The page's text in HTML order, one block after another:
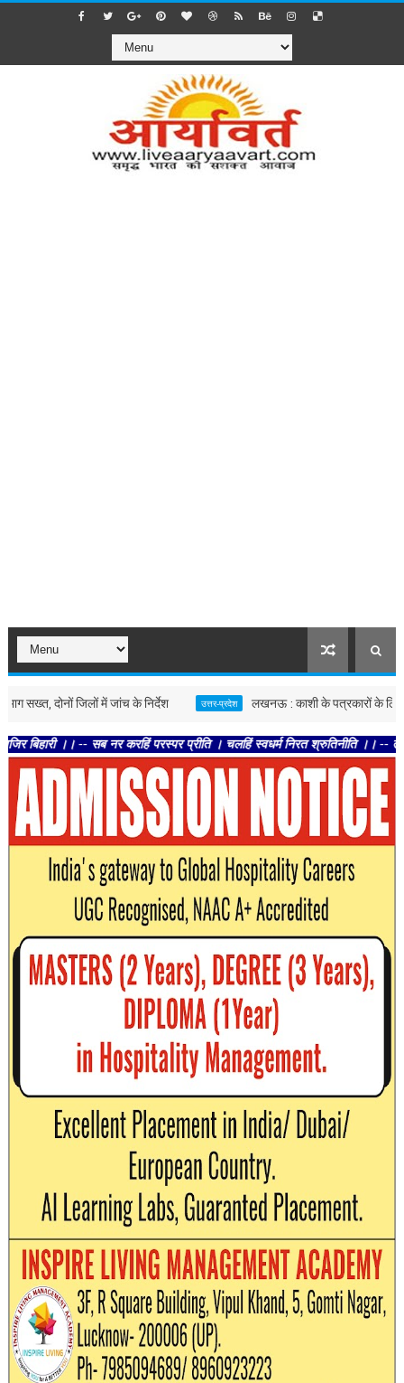
दोनों जिलों में जांच के निर्देश उत्तर-प्रदेश लखनऊ : काशी के पत्रकारों के लिए बड़ी
-- सब नर करहिं परस्पर प्रीति । चलहिं स्वधर्म निरत श्रुतिनीति ।। -- तेहि